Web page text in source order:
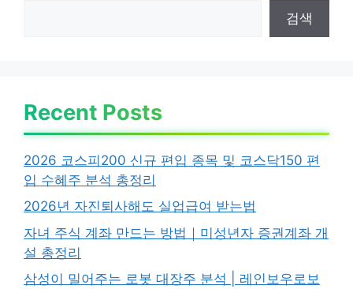
검색
Recent Posts
2026 코스피200 신규 편입 종목 및 코스닥150 편
입 수혜주 분석 총정리
2026년 자진퇴사해도 실업급여 받는법
자녀 주식 계좌 만드는 방법｜미성년자 증권계좌 개
설 총정리
삼성이 밀어주는 로봇 대장주 분석 | 레인보우로보